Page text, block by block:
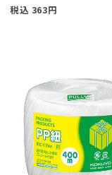
税込 363円